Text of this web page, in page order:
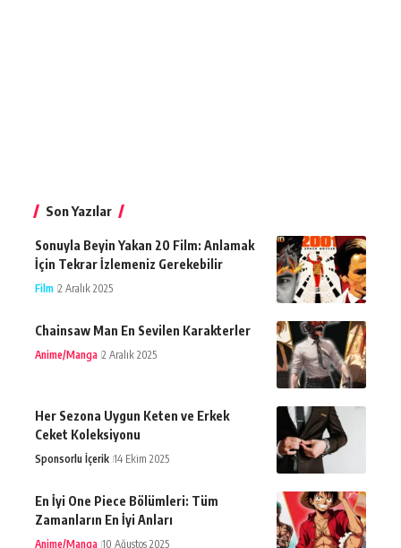
Son Yazılar
Sonuyla Beyin Yakan 20 Film: Anlamak
İçin Tekrar İzlemeniz Gerekebilir
Film 2 Aralık 2025
Chainsaw Man En Sevilen Karakterler
Anime/Manga 2 Aralık 2025
Her Sezona Uygun Keten ve Erkek
Ceket Koleksiyonu
Sponsorlu İçerik 14 Ekim 2025
En İyi One Piece Bölümleri: Tüm
Zamanların En İyi Anları
Anime/Manga 10 Ağustos 2025